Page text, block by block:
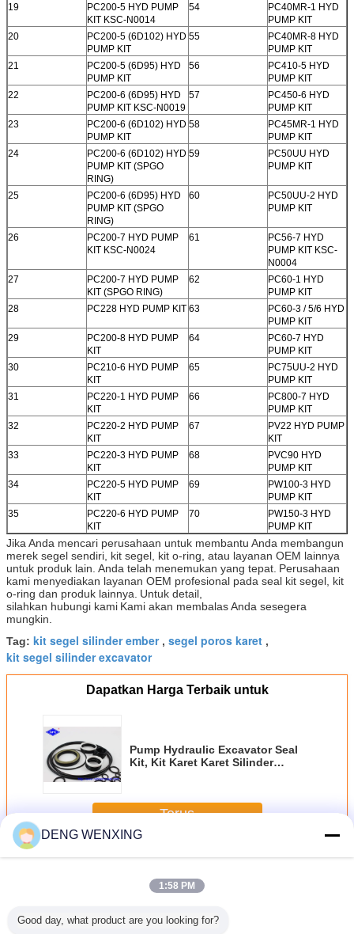
19
PC200-5 HYD PUMP
KIT KSC-N0014
54
PC40MR-1 HYD
PUMP KIT
20
PC200-5 (6D102) HYD
PUMP KIT
55
PC40MR-8 HYD
PUMP KIT
21
PC200-5 (6D95) HYD
PUMP KIT
56
PC410-5 HYD
PUMP KIT
22
PC200-6 (6D95) HYD
PUMP KIT KSC-N0019
57
PC450-6 HYD
PUMP KIT
23
PC200-6 (6D102) HYD
PUMP KIT
58
PC45MR-1 HYD
PUMP KIT
24
PC200-6 (6D102) HYD
PUMP KIT (SPGO
RING)
59
PC50UU HYD
PUMP KIT
25
PC200-6 (6D95) HYD
PUMP KIT (SPGO
RING)
60
PC50UU-2 HYD
PUMP KIT
26
PC200-7 HYD PUMP
KIT KSC-N0024
61
PC56-7 HYD
PUMP KIT KSC-
N0004
27
PC200-7 HYD PUMP
KIT (SPGO RING)
62
PC60-1 HYD
PUMP KIT
28
PC228 HYD PUMP KIT 63
PC60-3 / 5/6 HYD
PUMP KIT
29
PC200-8 HYD PUMP
KIT
64
PC60-7 HYD
PUMP KIT
30
PC210-6 HYD PUMP
KIT
65
PC75UU-2 HYD
PUMP KIT
31
PC220-1 HYD PUMP
KIT
66
PC800-7 HYD
PUMP KIT
32
PC220-2 HYD PUMP
KIT
67
PV22 HYD PUMP
KIT
33
PC220-3 HYD PUMP
KIT
68
PVC90 HYD
PUMP KIT
34
PC220-5 HYD PUMP
KIT
69
PW100-3 HYD
PUMP KIT
35
PC220-6 HYD PUMP
KIT
70
PW150-3 HYD
PUMP KIT
Jika Anda mencari perusahaan untuk membantu Anda membangun
merek segel sendiri, kit segel, kit o-ring, atau layanan OEM lainnya
untuk produk lain. Anda telah menemukan yang tepat. Perusahaan
kami menyediakan layanan OEM profesional pada seal kit segel, kit
o-ring dan produk lainnya. Untuk detail,
silahkan hubungi kami Kami akan membalas Anda sesegera
mungkin.
Tag: kit segel silinder ember, segel poros karet ,
kit segel silinder excavator
Dapatkan Harga Terbaik untuk
Pump Hydraulic Excavator Seal
Kit, Kit Karet Karet Silinder
Terus
LebihExcavator Seal Kit
DENG WENXING
1:58 PM
Good day, what product are you looking for?